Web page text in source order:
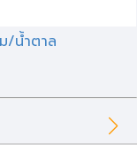
/น้ำตาล